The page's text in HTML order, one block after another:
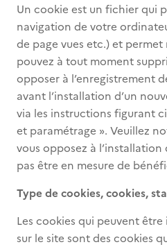
Un cookie est un fichier qui
navigation de votre
de page vues etc.) et
pouvez à tout moment
opposer à l’enregistrement
avant l’installation d’un
via les instructions figurant
et paramétrage ». Veuillez
vous opposez à
pas être en mesure de
Type de cookies, cookies,
Les cookies qui peuvent
sur le site sont des cookies